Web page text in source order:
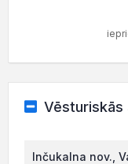
Vēsturiskās
Inčukalna nov.,